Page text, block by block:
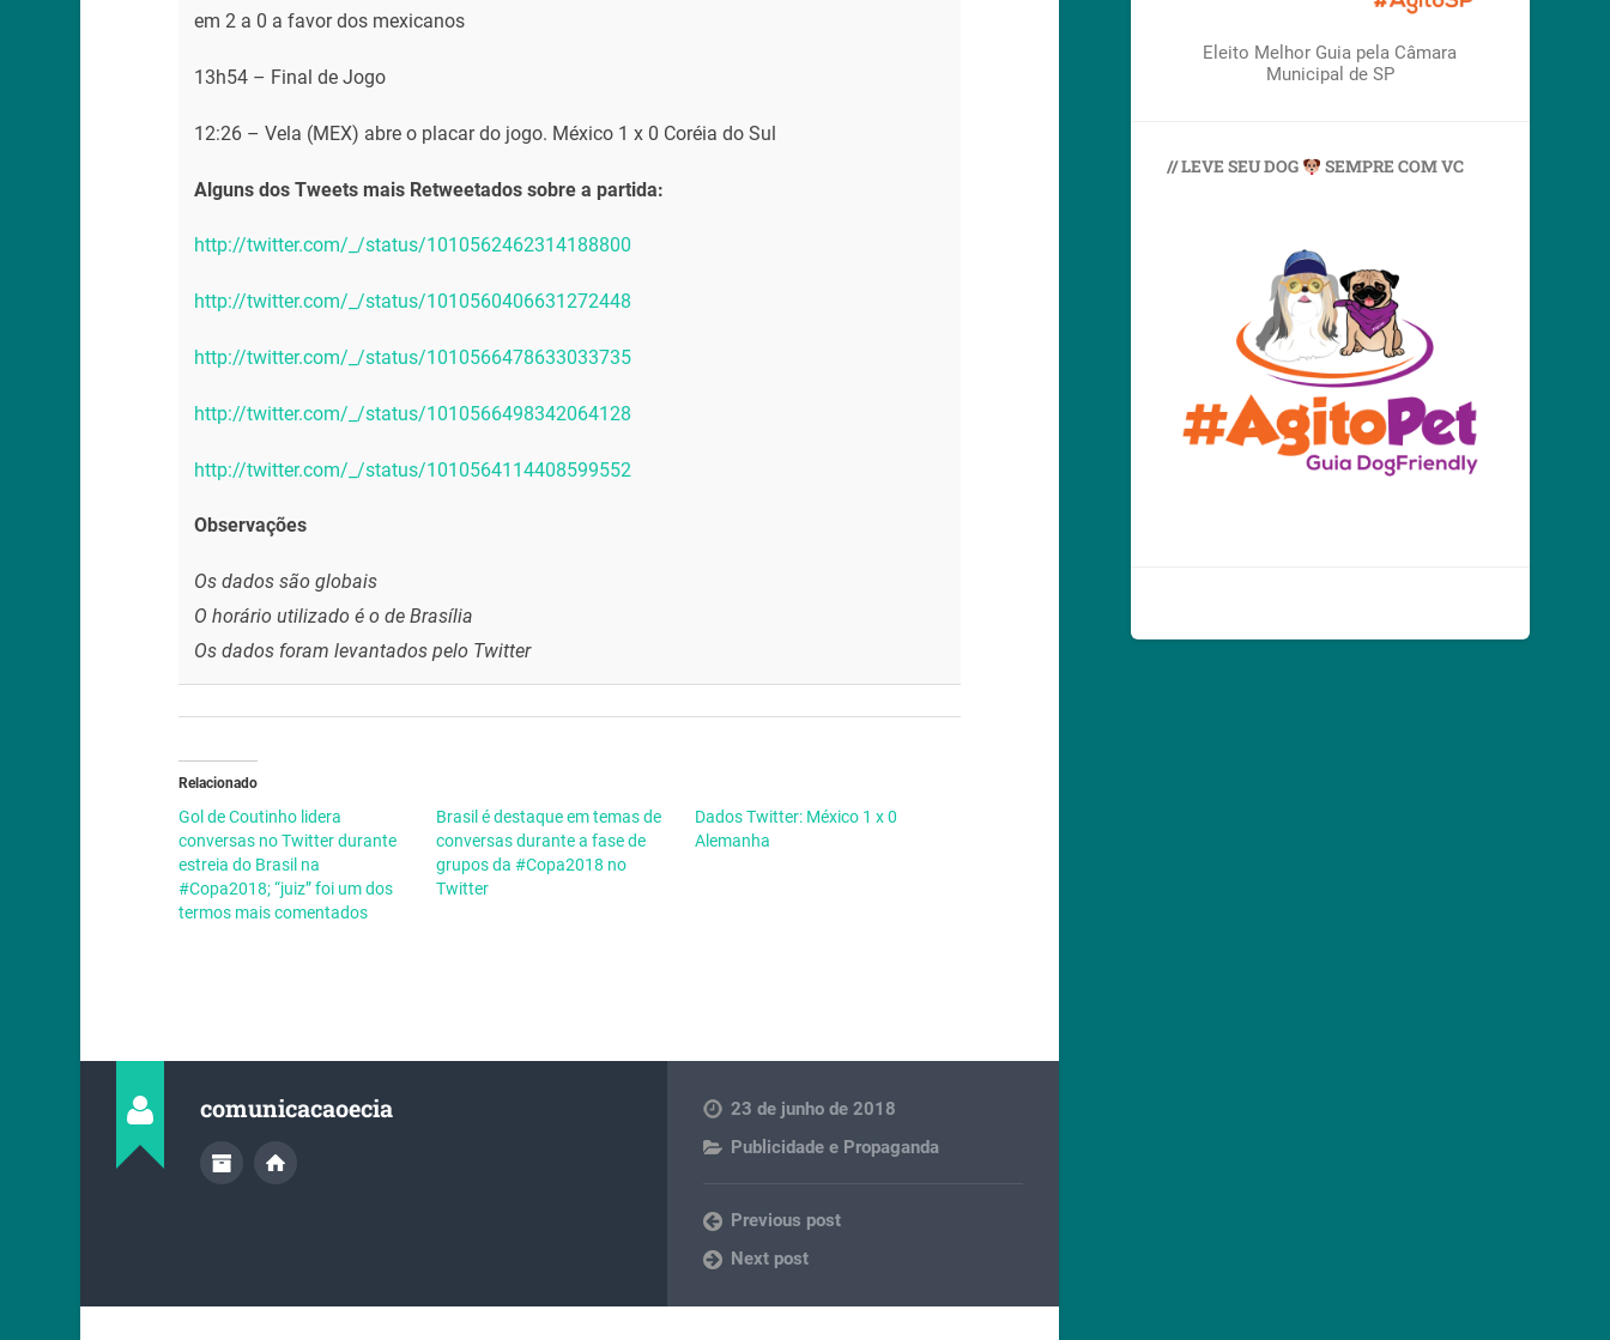
em 2 a 0 a favor dos mexicanos
13h54 – Final de Jogo
12:26 – Vela (MEX) abre o placar do jogo. México 1 x 0 Coréia do Sul
Alguns dos Tweets mais Retweetados sobre a partida:
http://twitter.com/_/status/1010562462314188800
http://twitter.com/_/status/1010560406631272448
http://twitter.com/_/status/1010566478633033735
http://twitter.com/_/status/1010566498342064128
http://twitter.com/_/status/1010564114408599552
Observações
Os dados são globais
O horário utilizado é o de Brasília
Os dados foram levantados pelo Twitter
Relacionado
Gol de Coutinho lidera
conversas no Twitter durante
estreia do Brasil na
#Copa2018; “juiz” foi um dos
termos mais comentados
Brasil é destaque em temas de
conversas durante a fase de
grupos da #Copa2018 no
Twitter
Dados Twitter: México 1 x 0
Alemanha
comunicacaoecia
23 de junho de 2018
Publicidade e Propaganda
Previous post
Next post
Eleito Melhor Guia pela Câmara
Municipal de SP
// LEVE SEU DOG SEMPRE COM VC